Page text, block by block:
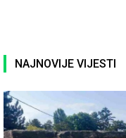
NAJNOVIJE VIJESTI